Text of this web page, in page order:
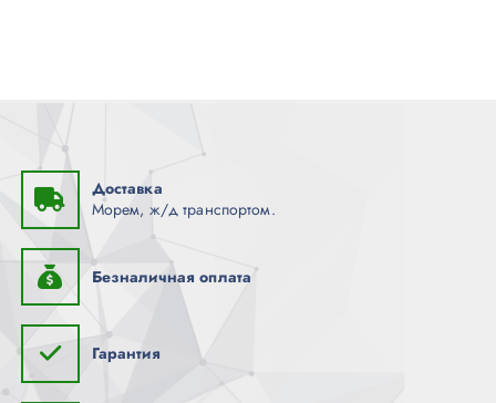
Доставка
Морем, ж/д транспортом.
Безналичная оплата
Гарантия